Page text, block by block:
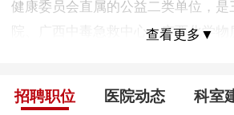
健康委员会直属的公益二类单位，
院、广西中毒急救中心、广西化学物
救援工作；承担职业病劳动能力、
查看更多▼
招聘职位 医院动态 科室